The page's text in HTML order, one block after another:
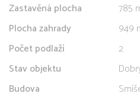
Zastavěná plocha
785
Plocha zahrady
949
Počet podlaží
2
Stav objektu
Budova